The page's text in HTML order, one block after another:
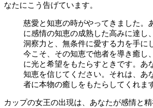
なたにこう告げています。
慈愛と知恵の時がやってきました。
に感情の知恵の成熟した高みに達し
洞察力と、無条件に愛する力を手に
今こそ、その知恵で他者を導き癒し
に光と希望をもたらすときです。あ
知恵を信じてください。それは、あ
者に本物の癒しをもたらしてくれま
カップの女王の出現は、あなたが感情と